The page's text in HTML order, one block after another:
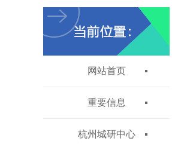
网站首页
重要信息
杭州城研中心